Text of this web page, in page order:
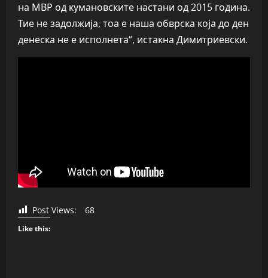
на МВР од кумановските настани од 2015 година.
Тие не задолжија, тоа е наша обврска која до ден
денеска не е исполнета“, истакна Димитриевски.
Post Views: 68
Like this: